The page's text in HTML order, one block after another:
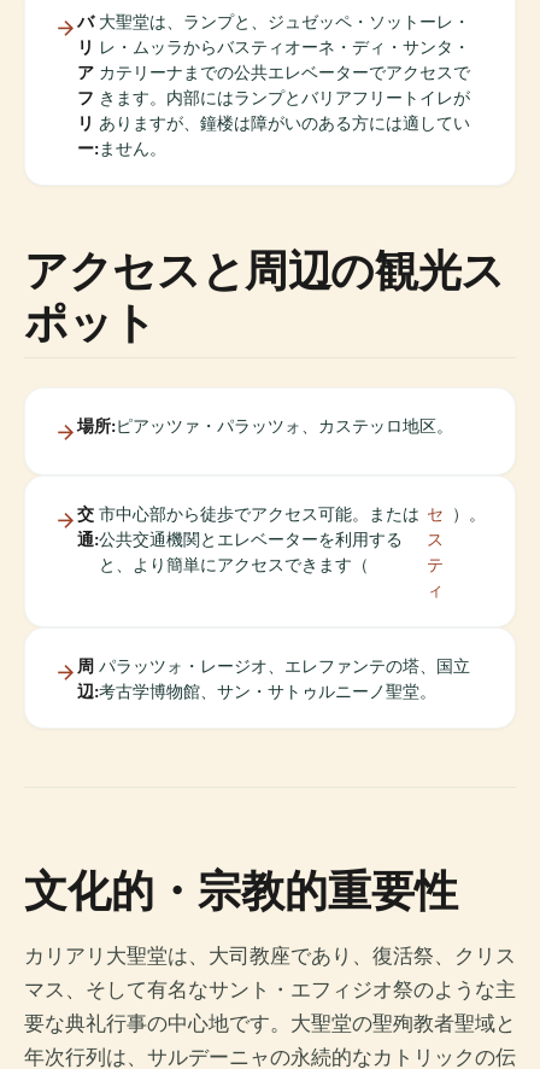
バ
リ
ア
フ
リ
ー:
大聖堂は、ランプと、ジュゼッペ・ソットーレ・
レ・ムッラからバスティオーネ・ディ・サンタ・
カテリーナまでの公共エレベーターでアクセスで
きます。内部にはランプとバリアフリートイレが
ありますが、鐘楼は障がいのある方には適してい
ません。
アクセスと周辺の観光ス
ポット
場所:ピアッツァ・パラッツォ、カステッロ地区。
交
通:
市中心部から徒歩でアクセス可能。または
公共交通機関とエレベーターを利用する
と、より簡単にアクセスできます（
セ
ス
テ
ィ
）。
周
辺:
パラッツォ・レージオ、エレファンテの塔、国立
考古学博物館、サン・サトゥルニーノ聖堂。
文化的・宗教的重要性
カリアリ大聖堂は、大司教座であり、復活祭、クリス
マス、そして有名なサント・エフィジオ祭のような主
要な典礼行事の中心地です。大聖堂の聖殉教者聖域と
年次行列は、サルデーニャの永続的なカトリックの伝